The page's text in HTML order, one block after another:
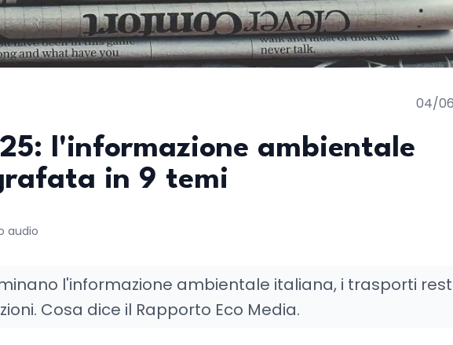
04/
l'informazione ambientale
in 9 temi
audio
l'informazione ambientale italiana, i trasporti
Cosa dice il Rapporto Eco Media.